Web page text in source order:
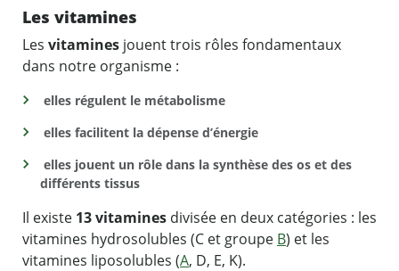
Les vitamines
Les vitamines jouent trois rôles fondamentaux
dans notre organisme :
elles régulent le métabolisme
elles facilitent la dépense d’énergie
elles jouent un rôle dans la synthèse des os et des
différents tissus
Il existe 13 vitamines divisée en deux catégories : les
vitamines hydrosolubles (C et groupe B) et les
vitamines liposolubles (A, D, E, K).